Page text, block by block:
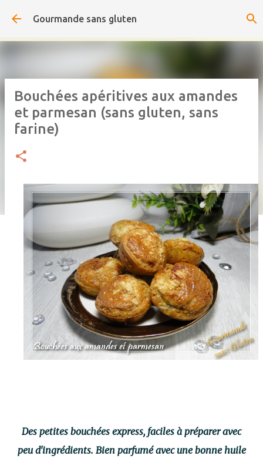
Accéder au contenu principal
Gourmande sans gluten
Bouchées apéritives aux amandes
et parmesan (sans gluten, sans
farine)
Des petites bouchées express, faciles à préparer avec
peu d'ingrédients. Bien parfumé avec une bonne huile